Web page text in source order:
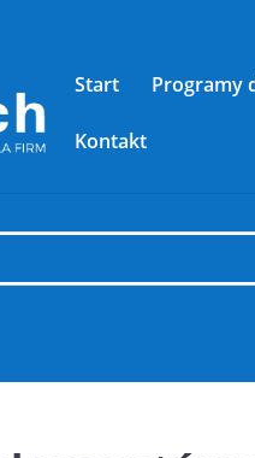
Start Programy
Kontakt